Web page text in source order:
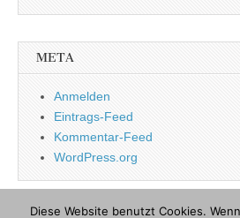
META
Anmelden
Eintrags-Feed
Kommentar-Feed
WordPress.org
Diese Website benutzt Cookies.